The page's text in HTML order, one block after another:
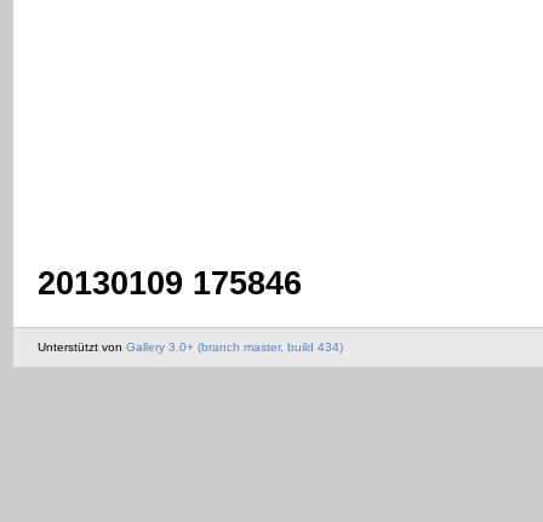
20130109 175846
Unterstützt von Gallery 3.0+ (branch master, build 434)